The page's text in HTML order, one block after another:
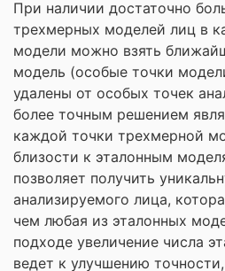
При наличии достаточно
трехмерных моделей лиц в
модели можно взять
модель (особые точки
удалены от особых точек
более точным решением
каждой точки трехмерной
близости к эталонным
позволяет получить
анализируемого лица,
чем любая из эталонных
подходе увеличение числа
ведет к улучшению